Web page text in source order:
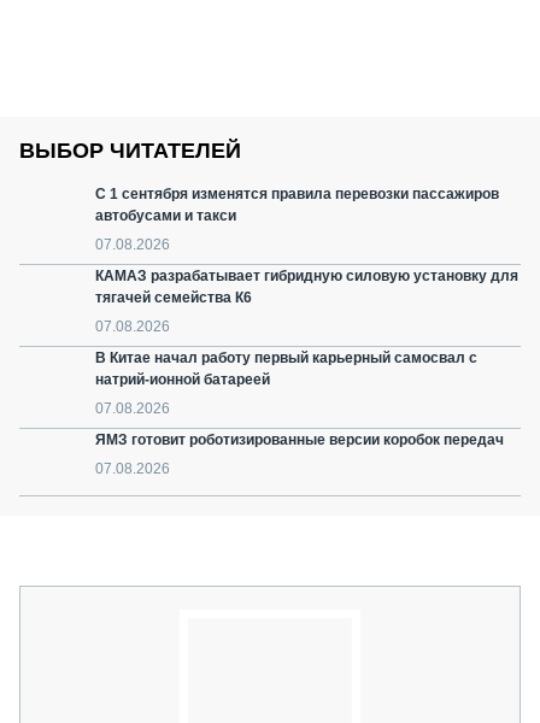
ВЫБОР ЧИТАТЕЛЕЙ
С 1 сентября изменятся правила перевозки пассажиров
автобусами и такси
07.08.2026
КАМАЗ разрабатывает гибридную силовую установку для
тягачей семейства К6
07.08.2026
В Китае начал работу первый карьерный самосвал с
натрий-ионной батареей
07.08.2026
ЯМЗ готовит роботизированные версии коробок передач
07.08.2026